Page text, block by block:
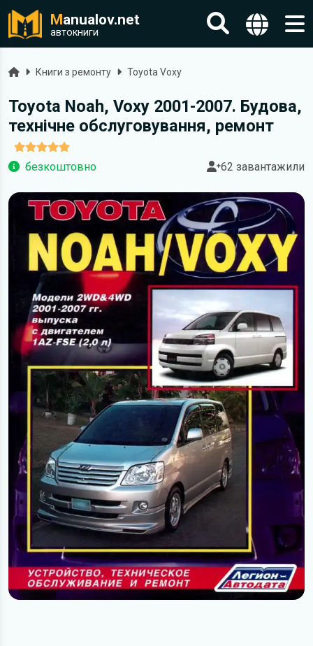
Manualov.net
автокниги
ГоловнаКниги з ремонту Toyota Voxy
Toyota Noah, Voxy 2001-2007. Будова,
технічне обслуговування, ремонт
безкоштовно 62 завантажили